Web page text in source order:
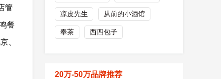
管
餐
、
凉皮先生 从前的小酒馆
奉茶 西四包子
20万-50万品牌推荐